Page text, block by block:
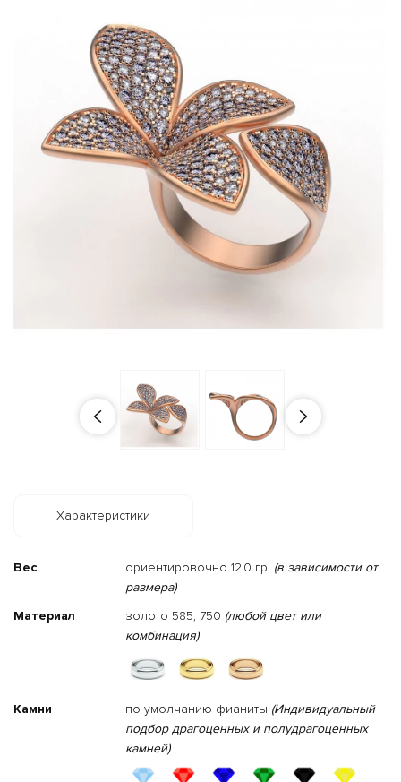
Характеристики
Вес ориентировочно 12.0 гр. (в зависимости от
размера)
Материал
золото 585, 750 (любой цвет или
комбинация)
Камни по умолчанию фианиты (Индивидуальный
подбор драгоценных и полудрагоценных
камней)